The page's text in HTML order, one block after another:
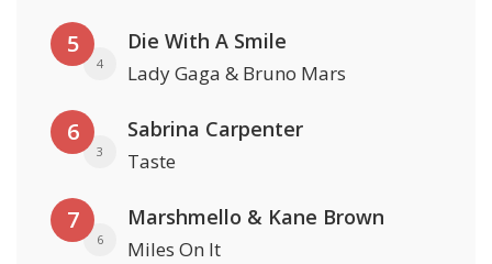
5
4
Die With A Smile
Lady Gaga & Bruno Mars
6
3
Sabrina Carpenter
Taste
7
6
Marshmello & Kane Brown
Miles On It